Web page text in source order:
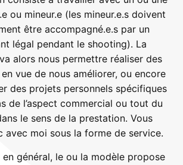
ou mineur.e (les mineur.e.s doivent
être accompagné.e.s par un
légal pendant le shooting). La
alors nous permettre réaliser des
vue de nous améliorer, ou encore
des projets personnels spécifiques
de l’aspect commercial ou tout du
le sens de la prestation. Vous
avec moi sous la forme de service.
en général, le ou la modèle propose